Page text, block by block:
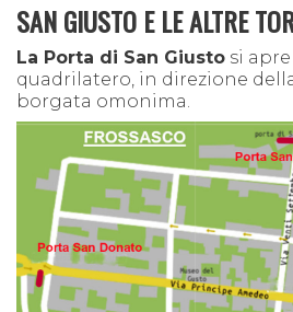
SAN GIUSTO E LE ALTRE
La Porta di San Giusto si
quadrilatero, in direzione
borgata omonima.